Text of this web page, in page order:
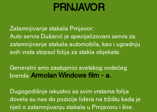
PRNJAVOR
Zatamnjivanje stakala Prnjavor:
Auto servis Dušanić je specijalizovani servis za
zatamnjivanje stakala automobila, kao i ugradnju
svih vrsta stopsol folija za stakla objekata.
Generalni smo zastupnici svetskog vodećeg
brenda Armolan Windows film - a.
Dugogodišnje iskustvo sa svim vrstama folija
dovela su nas do pozicije lidera na tržištu kada je
riječ o zatamnjivanju stakala u Prnjavoru i šire.